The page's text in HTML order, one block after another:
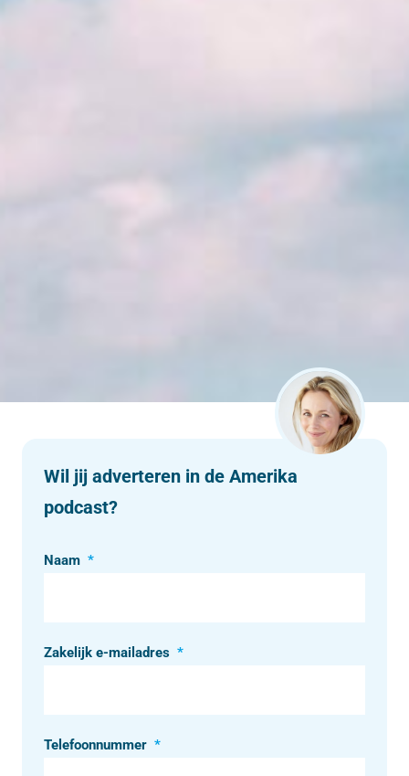
Wil jij adverteren in de Amerika
podcast?
Naam *
Zakelijk e-mailadres *
Telefoonnummer *